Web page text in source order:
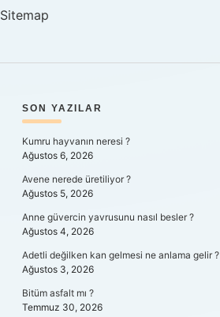
Sitemap
SIDEBAR
SON YAZILAR
Kumru hayvanın neresi ?
Ağustos 6, 2026
Avene nerede üretiliyor ?
Ağustos 5, 2026
Anne güvercin yavrusunu nasıl besler ?
Ağustos 4, 2026
Adetli değilken kan gelmesi ne anlama gelir ?
Ağustos 3, 2026
Bitüm asfalt mı ?
Temmuz 30, 2026